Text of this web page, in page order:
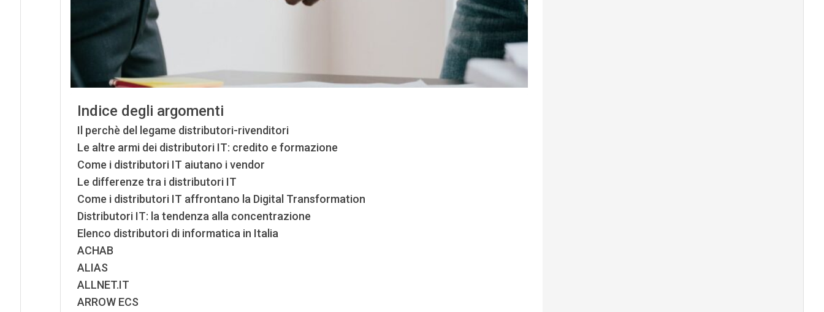
Indice degli argomenti
Il perchè del legame distributori-rivenditori
Le altre armi dei distributori IT: credito e formazione
Come i distributori IT aiutano i vendor
Le differenze tra i distributori IT
Come i distributori IT affrontano la Digital Transformation
Distributori IT: la tendenza alla concentrazione
Elenco distributori di informatica in Italia
ACHAB
ALIAS
ALLNET.IT
ARROW ECS